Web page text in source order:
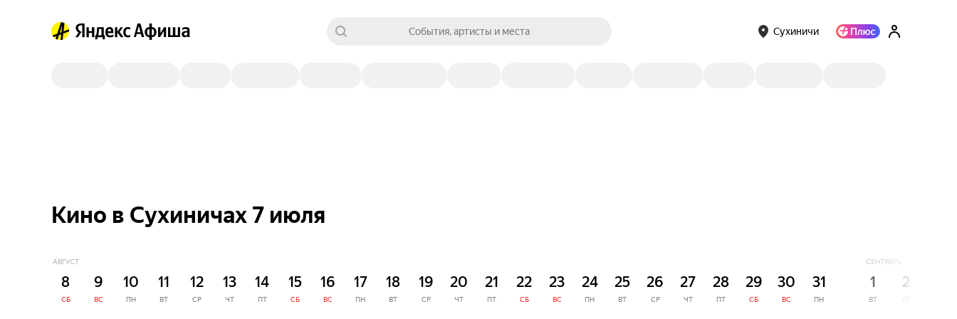
События, артисты и места Сухиничи
Кино в Сухиничах 7 июля
АВГУСТ
8
СБ
9
ВС
10
ПН
11
ВТ
12
СР
13
ЧТ
14
ПТ
15
СБ
16
ВС
17
ПН
18
ВТ
19
СР
20
ЧТ
21
ПТ
22
СБ
23
ВС
24
ПН
25
ВТ
26
СР
27
ЧТ
28
ПТ
29
СБ
30
ВС
31
ПН
СЕНТЯБРЬ
1
ВТ
2